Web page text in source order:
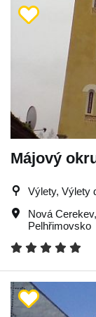
Májový
Výlety, Výlety
Nová Cerekev,
Pelhřimovsko